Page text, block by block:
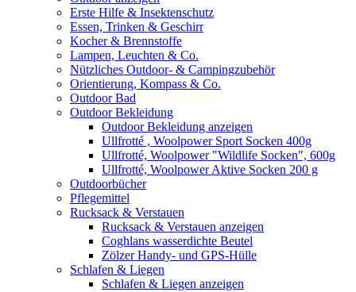
Erste Hilfe & Insektenschutz
Essen, Trinken & Geschirr
Kocher & Brennstoffe
Lampen, Leuchten & Co.
Nützliches Outdoor- & Campingzubehör
Orientierung, Kompass & Co.
Outdoor Bad
Outdoor Bekleidung
Outdoor Bekleidung anzeigen
Ullfrotté , Woolpower Sport Socken 400g
Ullfrotté, Woolpower "Wildlife Socken", 600g
Ullfrotté, Woolpower Aktive Socken 200 g
Outdoorbücher
Pflegemittel
Rucksack & Verstauen
Rucksack & Verstauen anzeigen
Coghlans wasserdichte Beutel
Zölzer Handy- und GPS-Hülle
Schlafen & Liegen
Schlafen & Liegen anzeigen